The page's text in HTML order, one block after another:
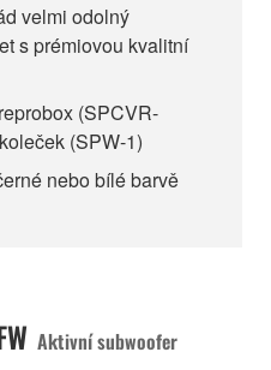
velmi odolný
s prémiovou kvalitní
(SPCVR-
(SPW-1)
nebo bílé barvě
Aktivní subwoofer